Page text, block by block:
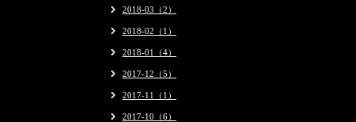
2018-03（2）
2018-02（1）
2018-01（4）
2017-12（5）
2017-11（1）
2017-10（6）